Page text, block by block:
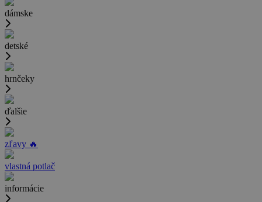
dámske
detské
hrnčeky
ďalšie
zľavy 🔥
vlastná potlač
informácie